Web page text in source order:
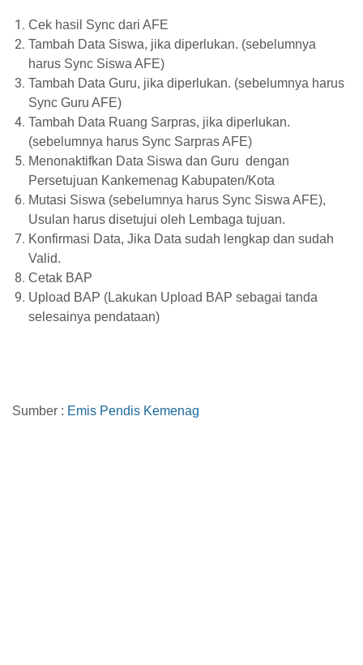
Cek hasil Sync dari AFE
Tambah Data Siswa, jika diperlukan. (sebelumnya
harus Sync Siswa AFE)
Tambah Data Guru, jika diperlukan. (sebelumnya harus
Sync Guru AFE)
Tambah Data Ruang Sarpras, jika diperlukan.
(sebelumnya harus Sync Sarpras AFE)
Menonaktifkan Data Siswa dan Guru dengan
Persetujuan Kankemenag Kabupaten/Kota
Mutasi Siswa (sebelumnya harus Sync Siswa AFE),
Usulan harus disetujui oleh Lembaga tujuan.
Konfirmasi Data, Jika Data sudah lengkap dan sudah
Valid.
Cetak BAP
Upload BAP (Lakukan Upload BAP sebagai tanda
selesainya pendataan)
Sumber : Emis Pendis Kemenag